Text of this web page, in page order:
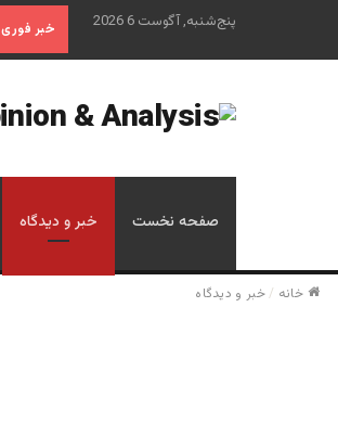
پنج‌شنبه, آگوست 6 2026 خبر فوری
صفحه نخست خبر و دیدگاه
خانه /خبر و دیدگاه